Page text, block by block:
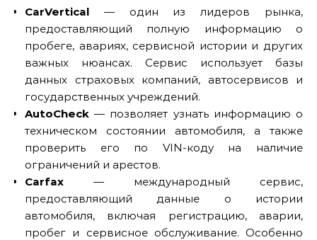
CarVertical — один из лидеров рынка,
предоставляющий полную информацию о
пробеге, авариях, сервисной истории и других
важных нюансах. Сервис использует базы
данных страховых компаний, автосервисов и
государственных учреждений.
AutoCheck — позволяет узнать информацию о
техническом состоянии автомобиля, а также
проверить его по VIN-коду на наличие
ограничений и арестов.
Carfax — международный сервис,
предоставляющий данные о истории
автомобиля, включая регистрацию, аварии,
пробег и сервисное обслуживание. Особенно